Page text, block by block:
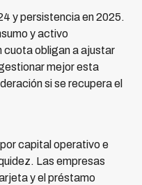
y persistencia en 2025.
y activo
cuota obligan a ajustar
mejor esta
si se recupera el
capital operativo e
Las empresas
y el préstamo